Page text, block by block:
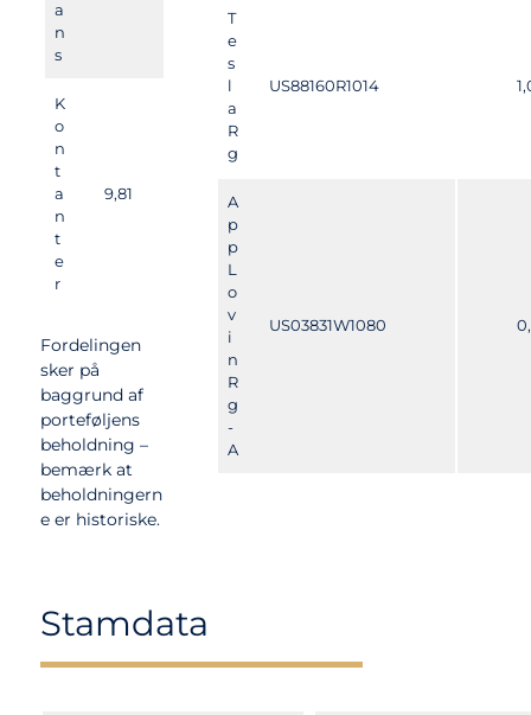
a
n
s
K
o
n
t
a
n
t
e
r
9,81
Fordelingen
sker på
baggrund af
porteføljens
beholdning –
bemærk at
beholdningern
e er historiske.
T
e
s
l
a
R
g
US88160R1014
A
p
p
L
o
v
i
n
R
g
-
A
US03831W1080
Stamdata